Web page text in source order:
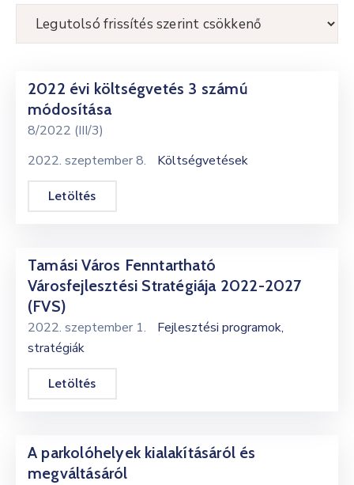
Kultúra
2022 évi költségvetés 3 számú
módosítása
8/2022 (III/3)
2022. szeptember 8.
Költségvetések
Letöltés
Tamási Város Fenntartható
Városfejlesztési Stratégiája 2022-2027
(FVS)
2022. szeptember 1.
Fejlesztési programok,
stratégiák
Letöltés
A parkolóhelyek kialakításáról és
megváltásáról